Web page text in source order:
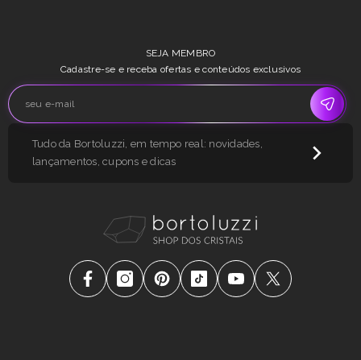
SEJA MEMBRO
Cadastre-se e receba ofertas e conteúdos exclusivos
Tudo da Bortoluzzi, em tempo real: novidades,
lançamentos, cupons e dicas